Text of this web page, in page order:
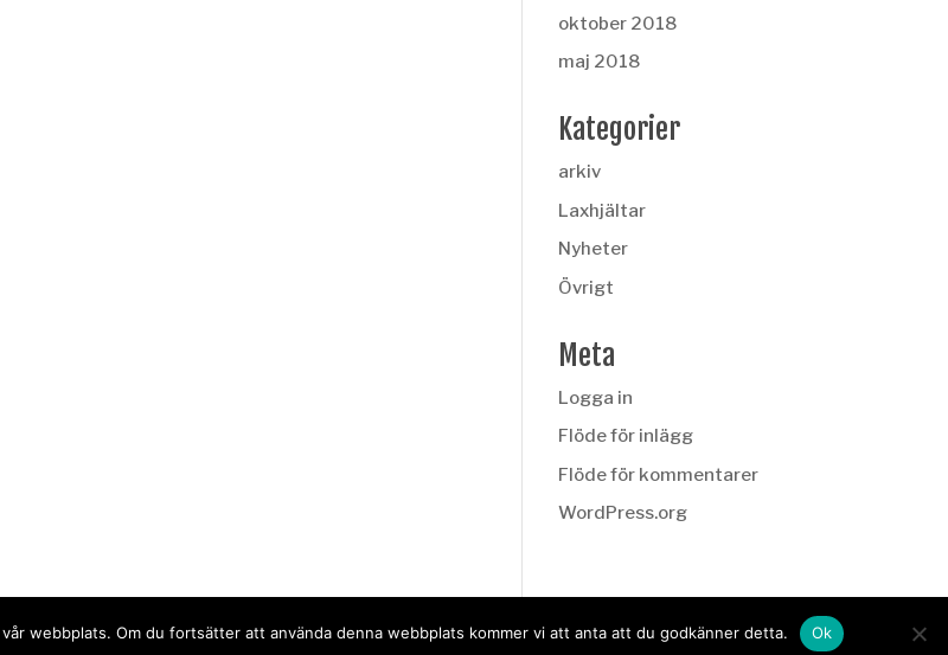
oktober 2018
maj 2018
Kategorier
arkiv
Laxhjältar
Nyheter
Övrigt
Meta
Logga in
Flöde för inlägg
Flöde för kommentarer
WordPress.org
webbplats. Om du fortsätter att använda denna webbplats kommer vi att anta att du godkänner detta. Ok